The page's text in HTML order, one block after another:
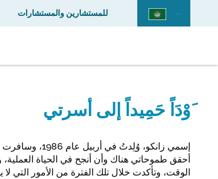
للمستشارين والمستشارات
َوْدَاً حَمِيداً إلى أسرتي
أحقق طموحاتي هناك وأن أنجح في الحياة
الوقت، وتأكدت خلال تلك الفترة من الأمور التي